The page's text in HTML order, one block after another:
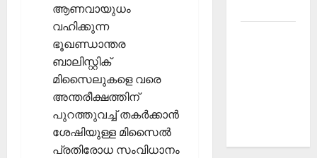
ആണവായുധം
വഹിക്കുന്ന
ഭൂഖണ്ഡാന്തര
ബാലിസ്റ്റിക്
മിസൈലുകളെ വരെ
അന്തരീക്ഷത്തിന്
പുറത്തുവച്ച് തകര്‍ക്കാന്‍
ശേഷിയുള്ള മിസൈല്‍
പ്രതിരോധ സംവിധാനം